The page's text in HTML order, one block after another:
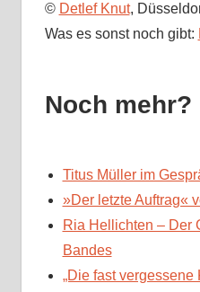
© Detlef Knut,
Was es sonst noch gibt:
Noch mehr?
Titus Müller im
»Der letzte Auftrag«
Ria Hellichten – Der
Bandes
„Die fast vergessene